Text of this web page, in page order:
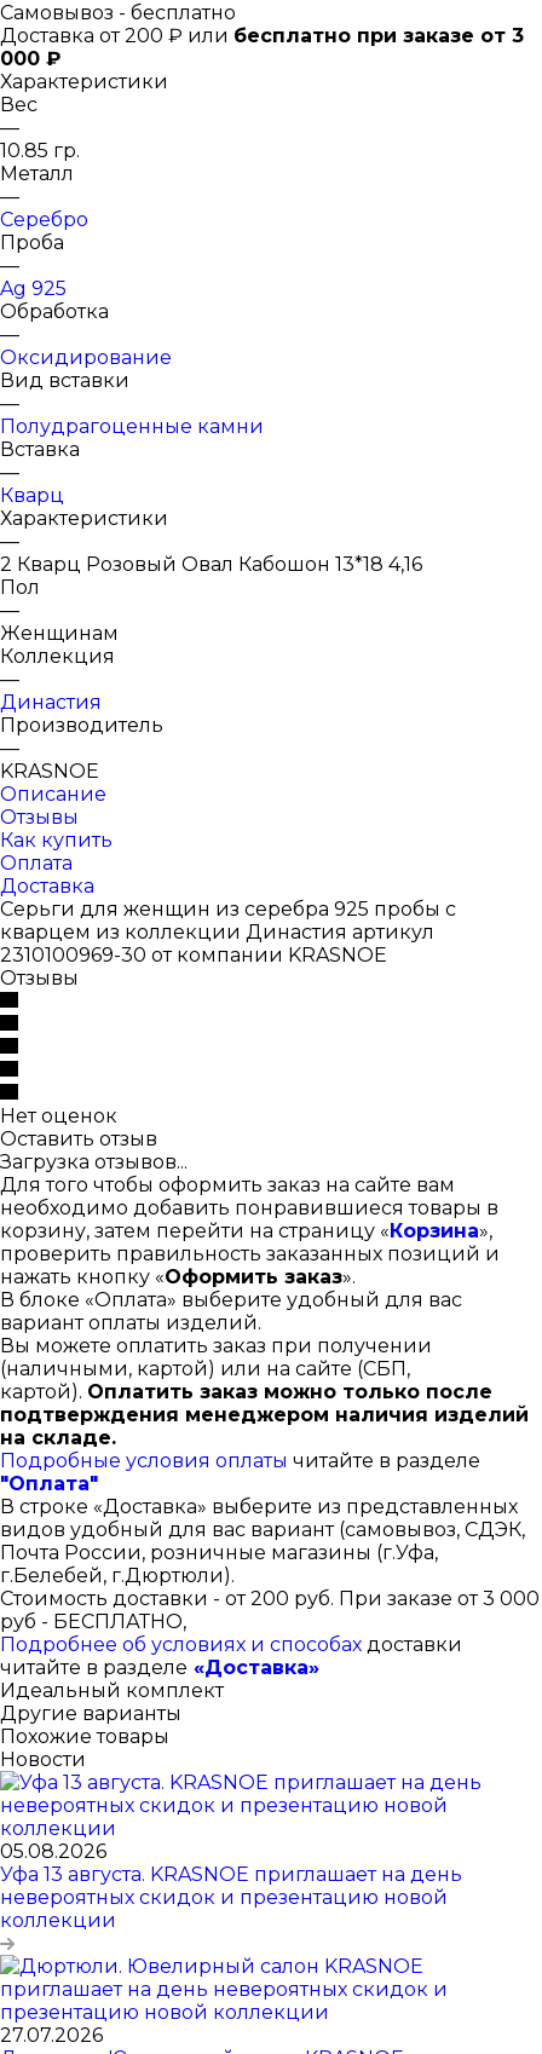
Самовывоз - бесплатно
Доставка от 200 ₽ или бесплатно при заказе от 3
000 ₽
Характеристики
Вес
—
10.85 гр.
Металл
—
Серебро
Проба
—
Ag 925
Обработка
—
Оксидирование
Вид вставки
—
Полудрагоценные камни
Вставка
—
Кварц
Характеристики
—
2 Кварц Розовый Овал Кабошон 13*18 4,16
Пол
—
Женщинам
Коллекция
—
Династия
Производитель
—
KRASNOE
Описание
Отзывы
Как купить
Оплата
Доставка
Серьги для женщин из серебра 925 пробы с
кварцем из коллекции Династия артикул
2310100969-30 от компании KRASNOE
Отзывы
Нет оценок
Оставить отзыв
Загрузка отзывов...
Для того чтобы оформить заказ на сайте вам
необходимо добавить понравившиеся товары в
корзину, затем перейти на страницу «Корзина»,
проверить правильность заказанных позиций и
нажать кнопку «Оформить заказ».
В блоке «Оплата» выберите удобный для вас
вариант оплаты изделий.
Вы можете оплатить заказ при получении
(наличными, картой) или на сайте (СБП,
картой). Оплатить заказ можно только после
подтверждения менеджером наличия изделий
на складе.
Подробные условия оплаты читайте в разделе
"Оплата"
В строке «Доставка» выберите из представленных
видов удобный для вас вариант (самовывоз, СДЭК,
Почта России, розничные магазины (г.Уфа,
г.Белебей, г.Дюртюли).
Стоимость доставки - от 200 руб. При заказе от 3 000
руб - БЕСПЛАТНО,
Подробнее об условиях и способах доставки
читайте в разделе «Доставка»
Идеальный комплект
Другие варианты
Похожие товары
Новости
05.08.2026
Уфа 13 августа. KRASNOE приглашает на день
невероятных скидок и презентацию новой
коллекции
27.07.2026